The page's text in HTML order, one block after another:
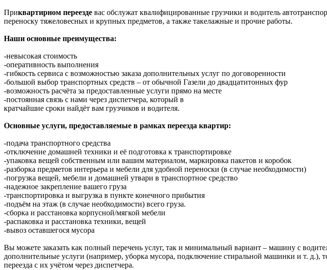
Приквартирном переезде вас обслужат квалифицированные грузчики и водитель
переноску тяжеловесных и крупных предметов, а также такелажные и прочие работы.
Наши основные преимущества:
-невысокая стоимость
-оперативность выполнения
-гибкость сервиса с возможностью заказа дополнительных услуг по договоренности
-большой выбор транспортных средств – от обычной Газели до двадцатитонных фур
-возможность расчёта за предоставленные услуги прямо на месте
-постоянная связь с нами через диспетчера, который в
кратчайшие сроки найдёт вам грузчиков и водителя.
Основные услуги, предоставляемые в рамках переезда квартир:
-подача транспортного средства
-отключение домашней техники и её подготовка к транспортировке
-упаковка вещей собственным или вашим материалом, маркировка пакетов и коробок
-разборка предметов интерьера и мебели для удобной переноски (в случае необходимости)
-погрузка вещей, мебели и домашней утвари в транспортное средство
-надежное закрепление вашего груза
-транспортировка и выгрузка в пункте конечного прибытия
-подъём на этаж (в случае необходимости) всего груза.
-сборка и расстановка корпусной/мягкой мебели
-распаковка и расстановка техники, вещей
-вывоз оставшегося мусора
Вы можете заказать как полный перечень услуг, так и минимальный вариант – машину с
дополнительные услуги (например, уборка мусора, подключение стиральной машинки и т.
переезда с их учётом через диспетчера.